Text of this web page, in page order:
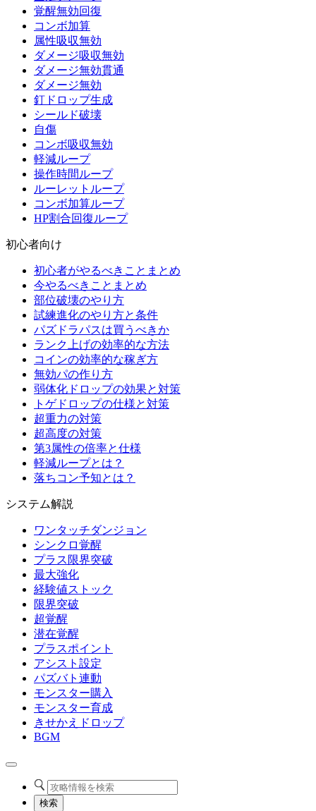
覚醒無効回復
コンボ加算
属性吸収無効
ダメージ吸収無効
ダメージ無効貫通
ダメージ無効
釘ドロップ生成
シールド破壊
自傷
コンボ吸収無効
軽減ループ
操作時間ループ
ルーレットループ
コンボ加算ループ
HP割合回復ループ
初心者向け
初心者がやるべきことまとめ
今やるべきことまとめ
部位破壊のやり方
試練進化のやり方と条件
パズドラパスは買うべきか
ランク上げの効率的な方法
コインの効率的な稼ぎ方
無効パの作り方
弱体化ドロップの効果と対策
トゲドロップの仕様と対策
超重力の対策
超高度の対策
第3属性の倍率と仕様
軽減ループとは？
落ちコン予知とは？
システム解説
ワンタッチダンジョン
シンクロ覚醒
プラス限界突破
最大強化
経験値ストック
限界突破
超覚醒
潜在覚醒
プラスポイント
アシスト設定
パズバト連動
モンスター購入
モンスター育成
きせかえドロップ
BGM
検索